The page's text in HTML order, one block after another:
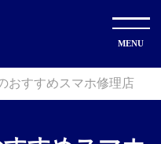
おすすめスマホ修理店